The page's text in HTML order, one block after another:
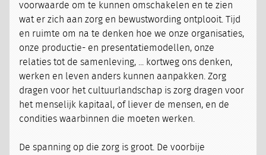
voorwaarde om te kunnen omschakelen en te zien
wat er zich aan zorg en bewustwording ontplooit. Tijd
en ruimte om na te denken hoe we onze organisaties,
onze productie- en presentatiemodellen, onze
relaties tot de samenleving, ... kortweg ons denken,
werken en leven anders kunnen aanpakken. Zorg
dragen voor het cultuurlandschap is zorg dragen voor
het menselijk kapitaal, of liever de mensen, en de
condities waarbinnen die moeten werken.
De spanning op die zorg is groot. De voorbije